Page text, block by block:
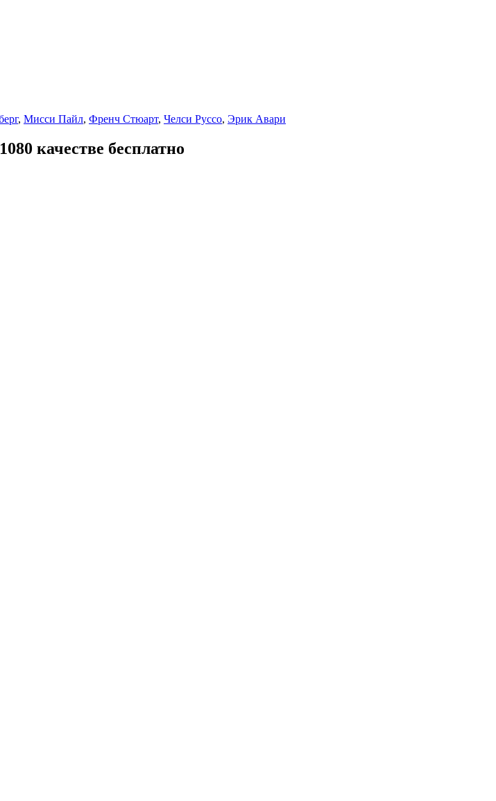
, Мисси Пайл, Френч Стюарт, Челси Руссо, Эрик Авари
качестве бесплатно